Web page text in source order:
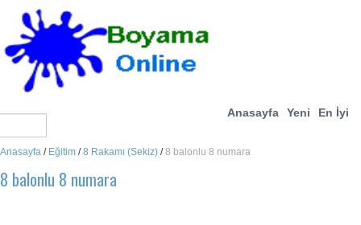
Anasayfa Yeni En İyi
Anasayfa / Eğitim /8 Rakamı (Sekiz) /8 balonlu 8 numara
8 balonlu 8 numara